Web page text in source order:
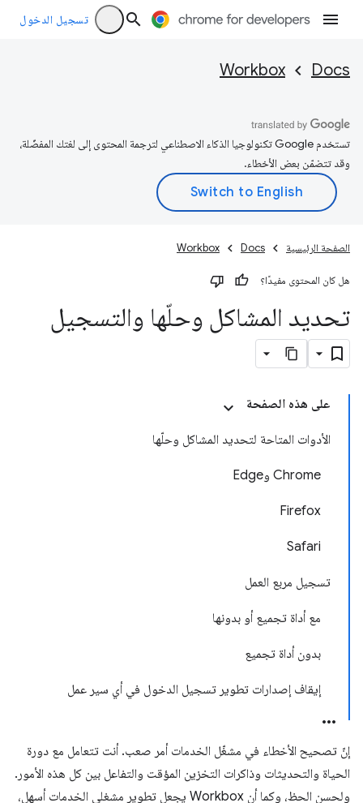
تسجيل الدخول
Docs
Workbox
تستخدم Google تكنولوجيا الذكاء الاصطناعي لترجمة المحتوى إلى لغتك المفضّلة،
وقد تتضمّن بعض الأخطاء.
الصفحة الرئيسية Docs
Workbox
هل كان المحتوى مفيدًا؟
تحديد المشاكل وحلّها والتسجيل
على هذه الصفحة
الأدوات المتاحة لتحديد المشاكل وحلّها
Chrome وEdge
Firefox
Safari
تسجيل مربع العمل
مع أداة تجميع أو بدونها
بدون أداة تجميع
إيقاف إصدارات تطوير تسجيل الدخول في أي سير عمل
إنّ تصحيح الأخطاء في مشغّل الخدمات أمر صعب. أنت تتعامل مع دورة
الحياة والتحديثات وذاكرات التخزين المؤقت والتفاعل بين كل هذه الأمور.
ولحسن الحظ، وكما أن Workbox يجعل تطوير مشغلي الخدمات أسهل،